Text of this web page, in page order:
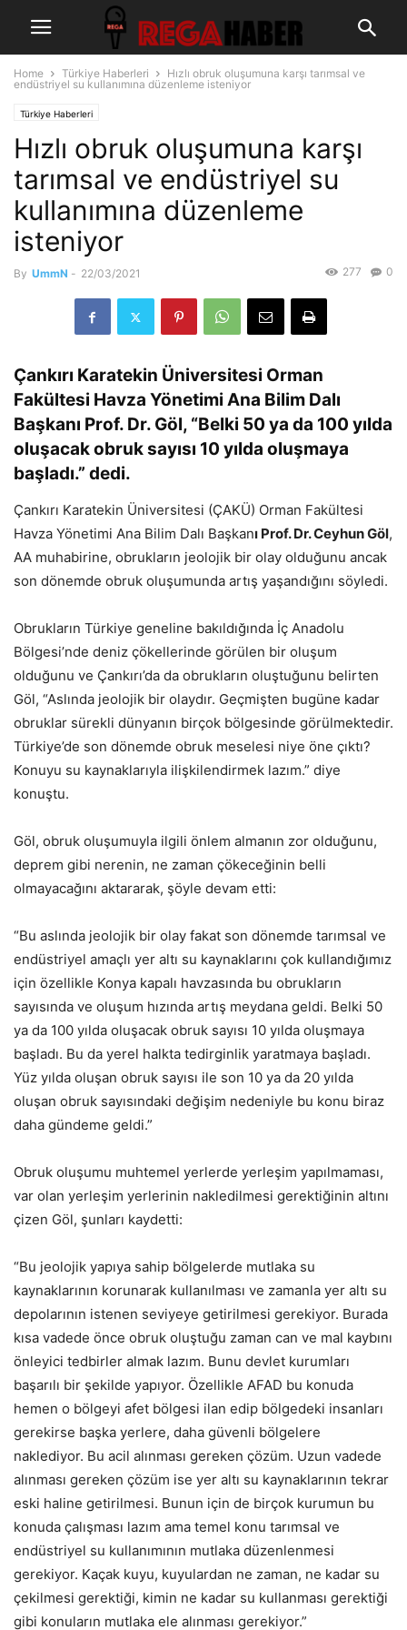
Home Türkiye Haberleri
Hızlı obruk oluşumuna karşı tarımsal ve
endüstriyel su kullanımına düzenleme isteniyor
Türkiye Haberleri
Hızlı obruk oluşumuna karşı
tarımsal ve endüstriyel su
kullanımına düzenleme
isteniyor
By UmmN - 22/03/2021 0
277
Çankırı Karatekin Üniversitesi Orman
Fakültesi Havza Yönetimi Ana Bilim Dalı
Başkanı Prof. Dr. Göl, “Belki 50 ya da 100 yılda
oluşacak obruk sayısı 10 yılda oluşmaya
başladı.” dedi.
Çankırı Karatekin Üniversitesi (ÇAKÜ) Orman Fakültesi
Havza Yönetimi Ana Bilim Dalı Başkanı Prof. Dr. Ceyhun Göl,
AA muhabirine, obrukların jeolojik bir olay olduğunu ancak
son dönemde obruk oluşumunda artış yaşandığını söyledi.
Obrukların Türkiye geneline bakıldığında İç Anadolu
Bölgesi’nde deniz çökellerinde görülen bir oluşum
olduğunu ve Çankırı’da da obrukların oluştuğunu belirten
Göl, “Aslında jeolojik bir olaydır. Geçmişten bugüne kadar
obruklar sürekli dünyanın birçok bölgesinde görülmektedir.
Türkiye’de son dönemde obruk meselesi niye öne çıktı?
Konuyu su kaynaklarıyla ilişkilendirmek lazım.” diye
konuştu.
Göl, obruk oluşumuyla ilgili önlem almanın zor olduğunu,
deprem gibi nerenin, ne zaman çökeceğinin belli
olmayacağını aktararak, şöyle devam etti:
“Bu aslında jeolojik bir olay fakat son dönemde tarımsal ve
endüstriyel amaçlı yer altı su kaynaklarını çok kullandığımız
için özellikle Konya kapalı havzasında bu obrukların
sayısında ve oluşum hızında artış meydana geldi. Belki 50
ya da 100 yılda oluşacak obruk sayısı 10 yılda oluşmaya
başladı. Bu da yerel halkta tedirginlik yaratmaya başladı.
Yüz yılda oluşan obruk sayısı ile son 10 ya da 20 yılda
oluşan obruk sayısındaki değişim nedeniyle bu konu biraz
daha gündeme geldi.”
Obruk oluşumu muhtemel yerlerde yerleşim yapılmaması,
var olan yerleşim yerlerinin nakledilmesi gerektiğinin altını
çizen Göl, şunları kaydetti:
“Bu jeolojik yapıya sahip bölgelerde mutlaka su
kaynaklarının korunarak kullanılması ve zamanla yer altı su
depolarının istenen seviyeye getirilmesi gerekiyor. Burada
kısa vadede önce obruk oluştuğu zaman can ve mal kaybını
önleyici tedbirler almak lazım. Bunu devlet kurumları
başarılı bir şekilde yapıyor. Özellikle AFAD bu konuda
hemen o bölgeyi afet bölgesi ilan edip bölgedeki insanları
gerekirse başka yerlere, daha güvenli bölgelere
naklediyor. Bu acil alınması gereken çözüm. Uzun vadede
alınması gereken çözüm ise yer altı su kaynaklarının tekrar
eski haline getirilmesi. Bunun için de birçok kurumun bu
konuda çalışması lazım ama temel konu tarımsal ve
endüstriyel su kullanımının mutlaka düzenlenmesi
gerekiyor. Kaçak kuyu, kuyulardan ne zaman, ne kadar su
çekilmesi gerektiği, kimin ne kadar su kullanması gerektiği
gibi konuların mutlaka ele alınması gerekiyor.”